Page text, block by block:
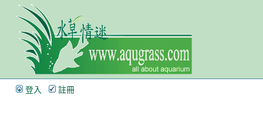
登入 註冊